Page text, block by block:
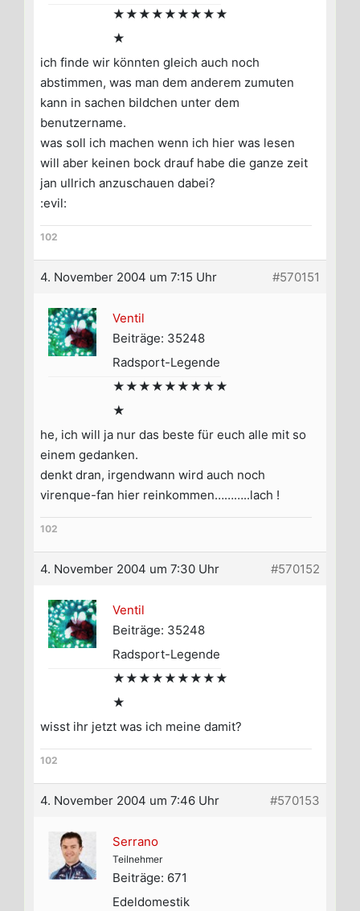
★★★★★★★★★
★
ich finde wir könnten gleich auch noch
abstimmen, was man dem anderem zumuten
kann in sachen bildchen unter dem
benutzername.
was soll ich machen wenn ich hier was lesen
will aber keinen bock drauf habe die ganze zeit
jan ullrich anzuschauen dabei?
:evil:
102
4. November 2004 um 7:15 Uhr #570151
Ventil
Beiträge: 35248
Radsport-Legende
★★★★★★★★★
★
he, ich will ja nur das beste für euch alle mit so
einem gedanken.
denkt dran, irgendwann wird auch noch
virenque-fan hier reinkommen………..lach !
102
4. November 2004 um 7:30 Uhr #570152
Ventil
Beiträge: 35248
Radsport-Legende
★★★★★★★★★
★
wisst ihr jetzt was ich meine damit?
102
4. November 2004 um 7:46 Uhr #570153
Serrano
Teilnehmer
Beiträge: 671
Edeldomestik